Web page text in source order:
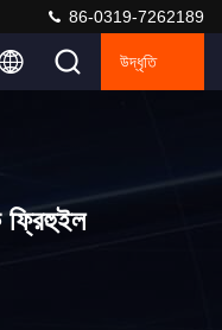
86-0319-7262189
উদ্ধৃতি
ফ্রিহুইল